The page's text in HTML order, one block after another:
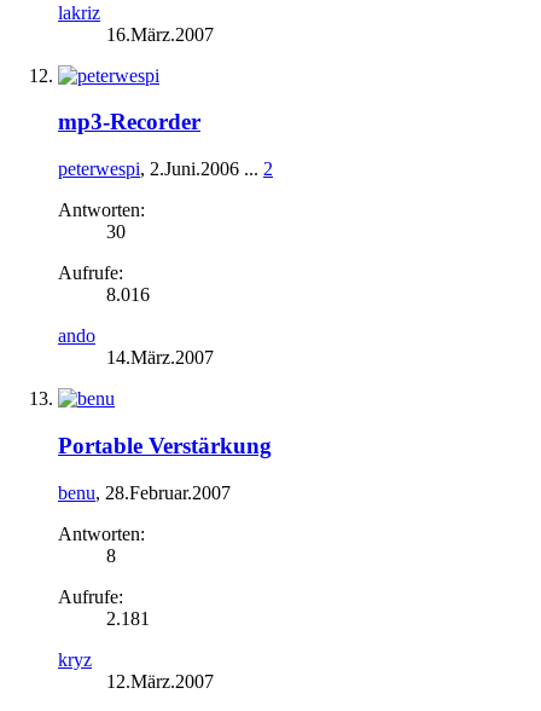
lakriz
16.März.2007
mp3-Recorder
peterwespi, 2.Juni.2006 ... 2
Antworten:
30
Aufrufe:
8.016
ando
14.März.2007
Portable Verstärkung
benu, 28.Februar.2007
Antworten:
8
Aufrufe:
2.181
kryz
12.März.2007